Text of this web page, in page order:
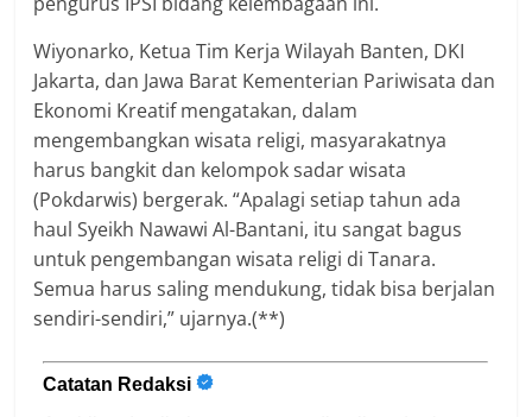
Wiyonarko, Ketua Tim Kerja Wilayah Banten, DKI
Jakarta, dan Jawa Barat Kementerian Pariwisata dan
Ekonomi Kreatif mengatakan, dalam
mengembangkan wisata religi, masyarakatnya
harus bangkit dan kelompok sadar wisata
(Pokdarwis) bergerak. “Apalagi setiap tahun ada
haul Syeikh Nawawi Al-Bantani, itu sangat bagus
untuk pengembangan wisata religi di Tanara.
Semua harus saling mendukung, tidak bisa berjalan
sendiri-sendiri,” ujarnya.(**)